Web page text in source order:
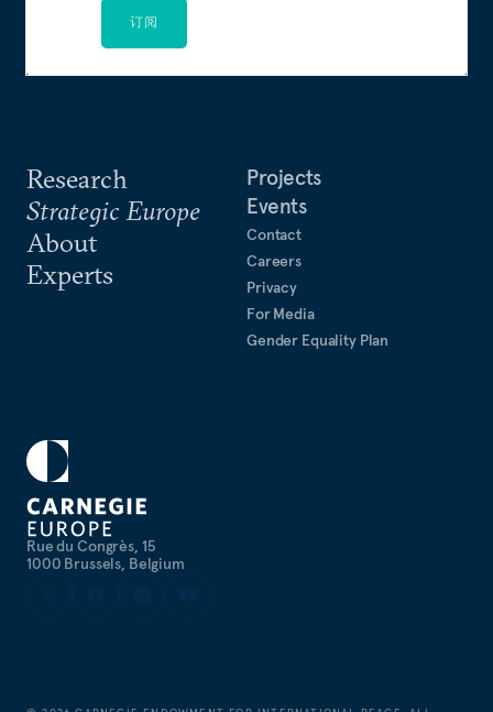
Rue du Congrès, 15
1000 Brussels, Belgium
Research
Strategic Europe
About
Experts
Projects
Events
Contact
Careers
Privacy
For Media
Gender Equality Plan
订阅